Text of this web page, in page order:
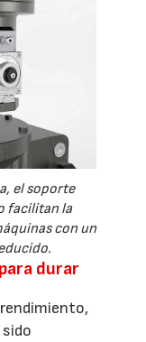
el soporte
facilitan la
con un
durar